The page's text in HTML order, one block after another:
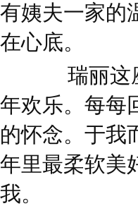
有姨夫一家的
在心底。
瑞丽这座
年欢乐。每每
的怀念。于我
年里最柔软美
我。